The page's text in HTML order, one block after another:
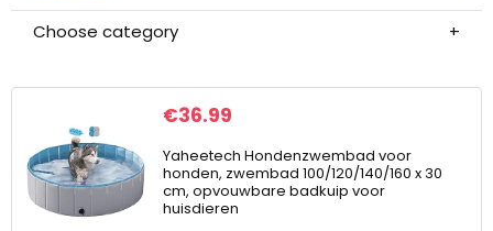
Choose category
€36.99
Yaheetech Hondenzwembad voor
honden, zwembad 100/120/140/160 x 30
cm, opvouwbare badkuip voor
huisdieren